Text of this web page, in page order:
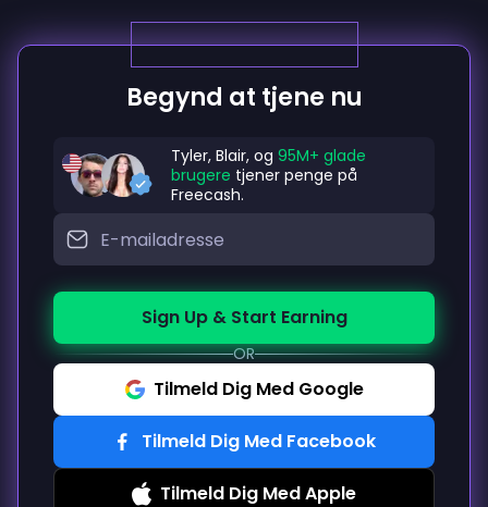
Begynd at tjene nu
Tyler, Blair, og 95M+ glade
brugere tjener penge på
Freecash.
Sign Up & Start Earning
OR
Tilmeld Dig Med Google
Tilmeld Dig Med Facebook
Tilmeld Dig Med Apple